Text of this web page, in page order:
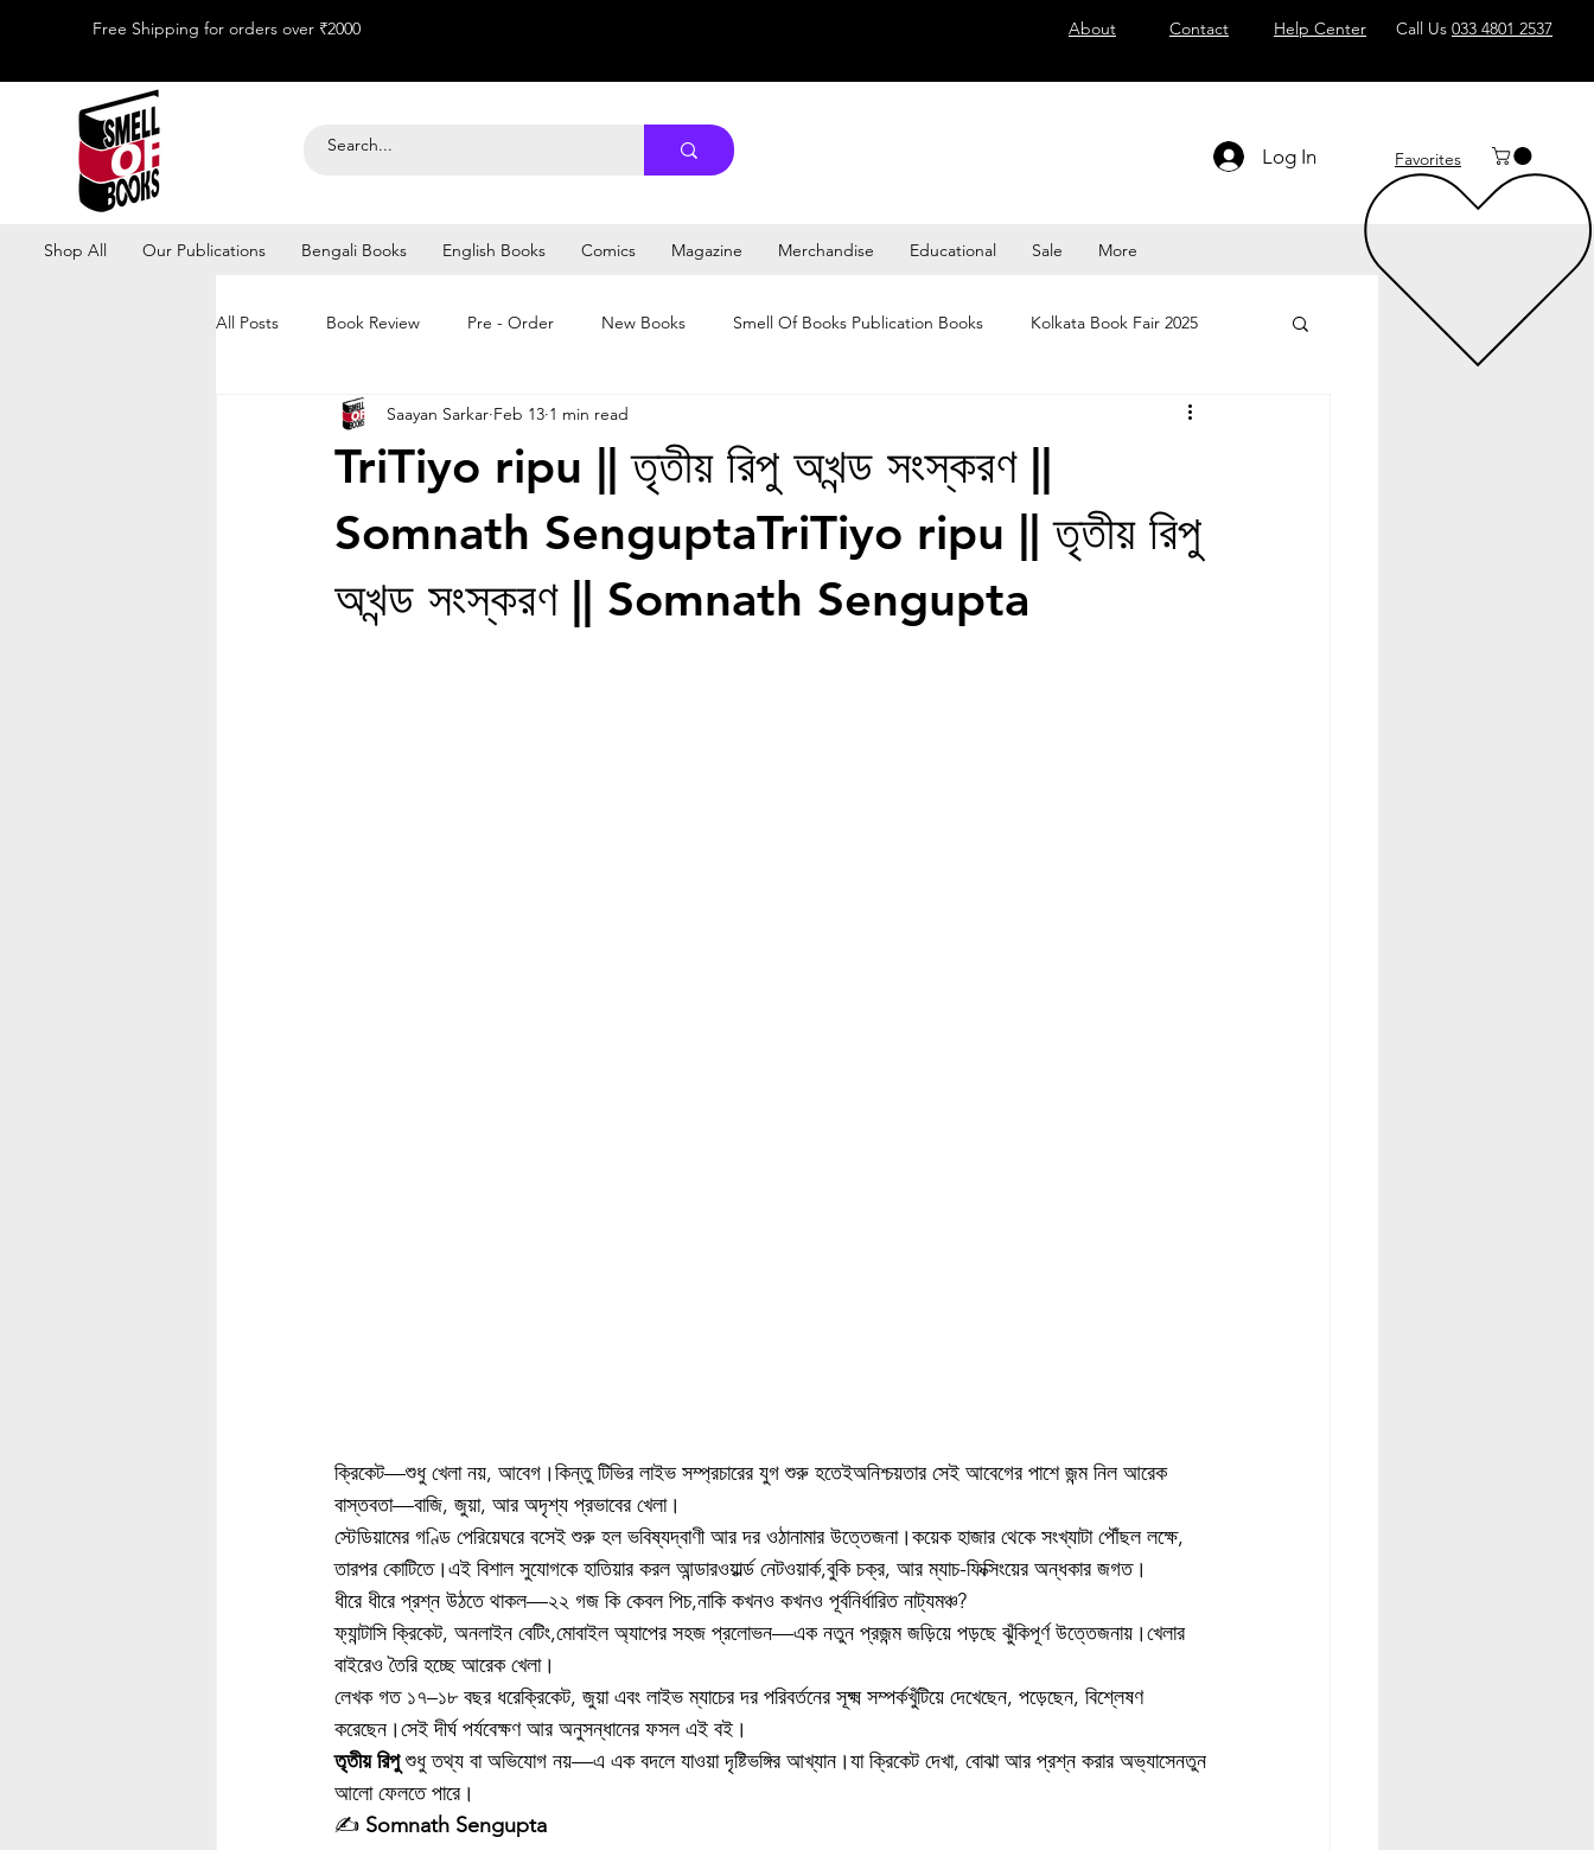
Free Shipping for orders over ₹2000 About Contact Help Center Call Us 033 4801 2537
Log In Favorites
Shop All Our Publications Bengali Books English Books Comics Magazine Merchandise Educational Sale More
All Posts Book Review Pre - Order New Books Smell Of Books Publication Books Kolkata Book Fair 2025
Kolkata Book Fair 2026
TriTiyo ripu || তৃতীয় রিপু অখন্ড সংস্করণ ||
Somnath SenguptaTriTiyo ripu || তৃতীয় রিপু
অখন্ড সংস্করণ || Somnath Sengupta
Saayan Sarkar Feb 13 1 min read
ক্রিকেট—শুধু খেলা নয়, আবেগ।কিন্তু টিভির লাইভ সম্প্রচারের যুগ শুরু হতেইঅনিশ্চয়তার সেই আবেগের পাশে জন্ম নিল আরেক
বাস্তবতা—বাজি, জুয়া, আর অদৃশ্য প্রভাবের খেলা।
স্টেডিয়ামের গণ্ডি পেরিয়েঘরে বসেই শুরু হল ভবিষ্যদ্বাণী আর দর ওঠানামার উত্তেজনা।কয়েক হাজার থেকে সংখ্যাটা পৌঁছল লক্ষে,
তারপর কোটিতে।এই বিশাল সুযোগকে হাতিয়ার করল আন্ডারওয়ার্ল্ড নেটওয়ার্ক,বুকি চক্র, আর ম্যাচ-ফিক্সিংয়ের অন্ধকার জগত।
ধীরে ধীরে প্রশ্ন উঠতে থাকল—২২ গজ কি কেবল পিচ,নাকি কখনও কখনও পূর্বনির্ধারিত নাট্যমঞ্চ?
ফ্যান্টাসি ক্রিকেট, অনলাইন বেটিং,মোবাইল অ্যাপের সহজ প্রলোভন—এক নতুন প্রজন্ম জড়িয়ে পড়ছে ঝুঁকিপূর্ণ উত্তেজনায়।খেলার
বাইরেও তৈরি হচ্ছে আরেক খেলা।
লেখক গত ১৭–১৮ বছর ধরেক্রিকেট, জুয়া এবং লাইভ ম্যাচের দর পরিবর্তনের সূক্ষ্ম সম্পর্কখুঁটিয়ে দেখেছেন, পড়েছেন, বিশ্লেষণ
করেছেন।সেই দীর্ঘ পর্যবেক্ষণ আর অনুসন্ধানের ফসল এই বই।
তৃতীয় রিপু শুধু তথ্য বা অভিযোগ নয়—এ এক বদলে যাওয়া দৃষ্টিভঙ্গির আখ্যান।যা ক্রিকেট দেখা, বোঝা আর প্রশ্ন করার অভ্যাসেনতুন
আলো ফেলতে পারে।
✍️ Somnath Sengupta